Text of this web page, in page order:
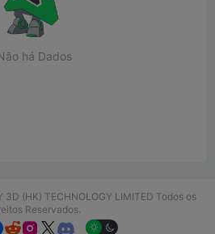
há Dados
(HK) TECHNOLOGY LIMITED Todos os
Reservados.
  